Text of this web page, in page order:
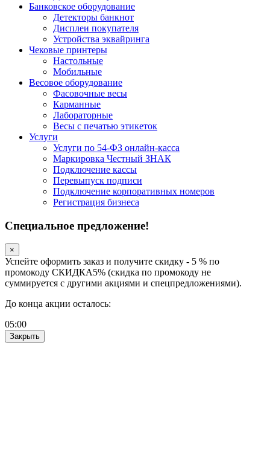
Банковское оборудование
Детекторы банкнот
Дисплеи покупателя
Устройства эквайринга
Чековые принтеры
Настольные
Мобильные
Весовое оборудование
Фасовочные весы
Карманные
Лабораторные
Весы с печатью этикеток
Услуги
Услуги по 54-ФЗ онлайн-касса
Маркировка Честный ЗНАК
Подключение кассы
Перевыпуск подписи
Подключение корпоративных номеров
Регистрация бизнеса
Специальное предложение!
×
Успейте оформить заказ и получите скидку - 5 % по
промокоду СКИДКА5% (скидка по промокоду не
суммируется с другими акциями и спецпредложениями).
До конца акции осталось:
05:00
Закрыть